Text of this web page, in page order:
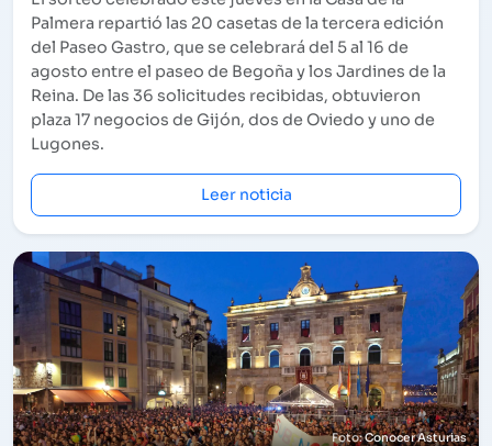
Palmera repartió las 20 casetas de la tercera edición
del Paseo Gastro, que se celebrará del 5 al 16 de
agosto entre el paseo de Begoña y los Jardines de la
Reina. De las 36 solicitudes recibidas, obtuvieron
plaza 17 negocios de Gijón, dos de Oviedo y uno de
Lugones.
Leer noticia
Conocer Asturias